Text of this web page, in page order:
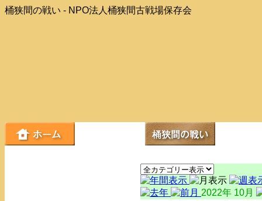
桶狭間の戦い - NPO法人桶狭間古戦場保存会
2022年 10月